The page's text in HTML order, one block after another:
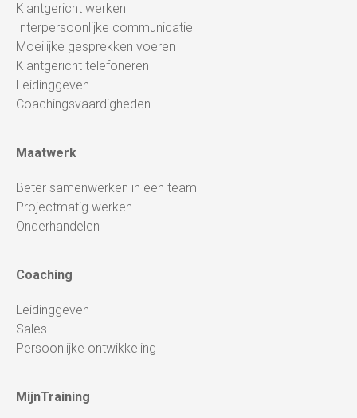
Klantgericht werken
Interpersoonlijke communicatie
Moeilijke gesprekken voeren
Klantgericht telefoneren
Leidinggeven
Coachingsvaardigheden
Maatwerk
Beter samenwerken in een team
Projectmatig werken
Onderhandelen
Coaching
Leidinggeven
Sales
Persoonlijke ontwikkeling
MijnTraining